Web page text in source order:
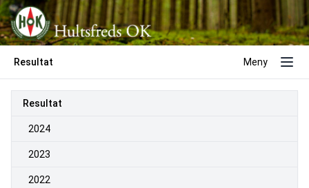
Resultat Meny
Resultat
2024
2023
2022